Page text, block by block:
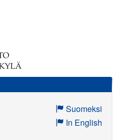
Suomeksi
In English